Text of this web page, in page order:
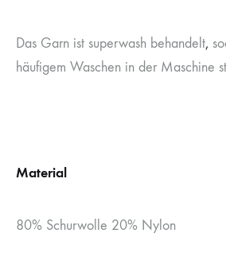
Das Garn ist superwash behandelt,
häufigem Waschen in der Maschine
Material
80% Schurwolle 20% Nylon